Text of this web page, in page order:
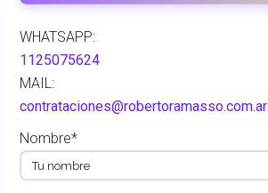
WHATSAPP:
1125075624
MAIL:
contrataciones@robertoramasso.com.ar
Nombre*